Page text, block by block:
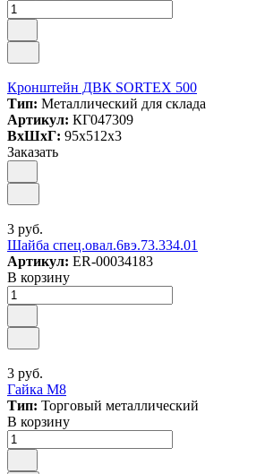
Кронштейн ДВК SORTEX 500
Тип: Металлический для склада
Артикул: КГ047309
ВxШxГ: 95x512x3
Заказать
3 руб.
Шайба спец.овал.6вэ.73.334.01
Артикул: ER-00034183
В корзину
3 руб.
Гайка М8
Тип: Торговый металлический
В корзину